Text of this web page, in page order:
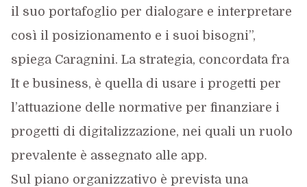
il suo portafoglio per dialogare e interpretare
così il posizionamento e i suoi bisogni”,
spiega Caragnini. La strategia, concordata fra
It e business, è quella di usare i progetti per
l’attuazione delle normative per finanziare i
progetti di digitalizzazione, nei quali un ruolo
prevalente è assegnato alle app.
Sul piano organizzativo è prevista una